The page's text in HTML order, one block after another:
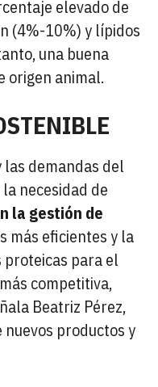
elevado de
(4%-10%) y lípidos
una buena
origen animal.
demandas del
necesidad de
la gestión de
más eficientes y la
proteicas para el
competitiva,
Beatriz Pérez,
productos y